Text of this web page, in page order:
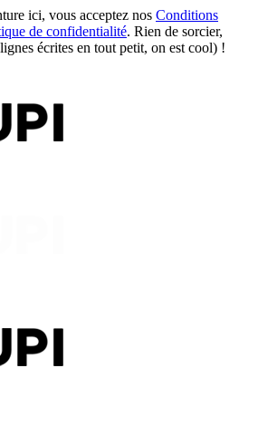
ici, vous acceptez nos Conditions
de confidentialité. Rien de sorcier,
écrites en tout petit, on est cool) !